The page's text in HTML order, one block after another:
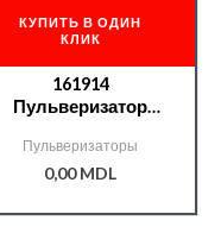
КУПИТЬ В ОДИН
КЛИК
161914
Пульверизатор
Пульверизаторы
0,00MDL